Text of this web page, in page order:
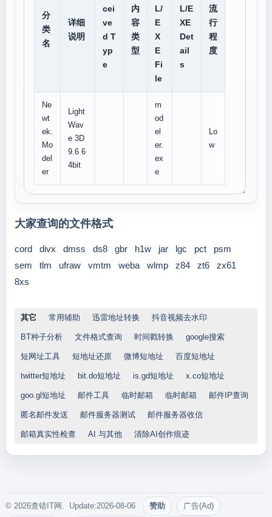
分
类
名
详细
说明
cei
ve
d T
yp
e
内
容
类
型
L/
E
X
E
Fi
le
L/E
XE
Det
ail
s
流
行
程
度
Ne
wt
ek.
Mo
del
er
Light
Wav
e 3D
9.6 6
4bit
m
od
el
er.
ex
e
Lo
w
大家查询的文件格式
cord divx dmss ds8 gbr h1w jar lgc pct
psm
sem
tlm ufraw vmtm weba wlmp z84 zt6
zx61
8xs
其它 常用辅助 迅雷地址转换 抖音视频去水印
BT种子分析 文件格式查询 时间戳转换 google搜索
短网址工具 短地址还原 微博短地址 百度短地址
twitter短地址 bit.do短地址 is.gd短地址 x.co短地址
goo.gl短地址 邮件工具 临时邮箱 临时邮箱 邮件IP查询
匿名邮件发送 邮件服务器测试 邮件服务器收信
邮箱真实性检查 AI 与其他 清除AI创作痕迹
© 2026查错IT网. Update:2026-08-06 赞助 广告(Ad)